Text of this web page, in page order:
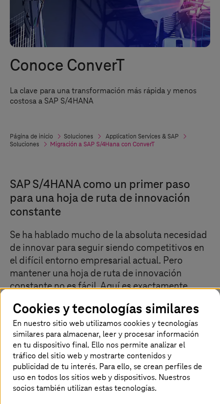
Conoce ConverT
La clave para una transformación más rápida y menos
costosa a SAP S/4HANA
Página de inicio Soluciones
Application Services & SAP
Soluciones
Migración a SAP S/4Hana con ConverT
SAP S/4HANA como un primer paso
para una hoja de ruta de innovación
constante
Se ha hablado mucho de la absoluta necesidad
de innovar para seguir siendo competitivos en
el difícil entorno empresarial actual. Pero
mantener una hoja de ruta de innovación
constante no es fácil. Aquí es exactamente
marca la diferencia: SAP S/4HANA permite a tu
organización operar de forma inteligente, con
procesamiento en tiempo real, modelos de
datos simplificados, automatización,
aprendizaje automático, análisis predictivo y
mucho más.
Cookies y tecnologías similares
En nuestro sitio web utilizamos cookies y tecnologías
similares para almacenar, leer y procesar información
en tu dispositivo final. Ello nos permite analizar el
tráfico del sitio web y mostrarte contenidos y
publicidad de tu interés. Para ello, se crean perfiles de
uso en todos los sitios web y dispositivos. Nuestros
socios también utilizan estas tecnologías.